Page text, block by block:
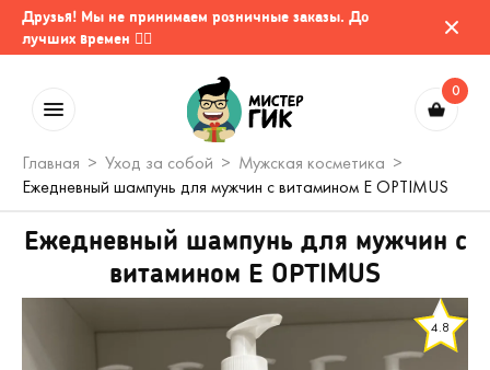
Друзья! Мы не принимаем розничные заказы. До
лучших времен 🤷‍♂️
0
Главная Уход за собой
Мужская косметика
Ежедневный шампунь для мужчин с витамином Е OPTIMUS
Ежедневный шампунь для мужчин с
витамином Е OPTIMUS
4.8